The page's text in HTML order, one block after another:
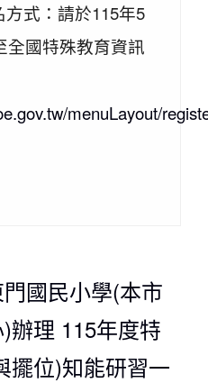
式：請於115年5
全國特殊教育資訊
menuLayout/
國民小學(本市
辦理 115年度特
擺位)知能研習一